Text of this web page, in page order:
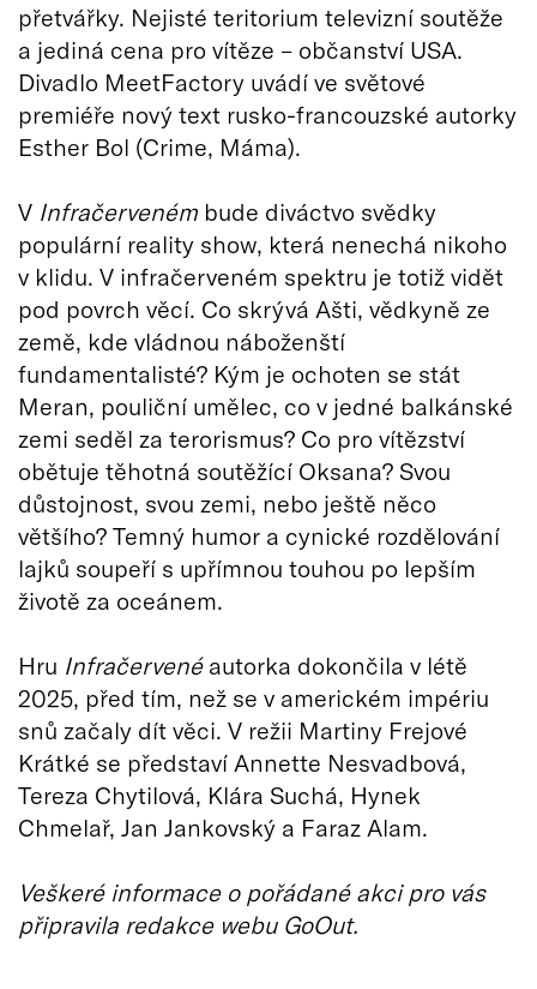
přetvářky. Nejisté teritorium televizní soutěže
a jediná cena pro vítěze – občanství USA.
Divadlo MeetFactory uvádí ve světové
premiéře nový text rusko-francouzské autorky
Esther Bol (Crime, Máma).
V Infračerveném bude diváctvo svědky
populární reality show, která nenechá nikoho
v klidu. V infračerveném spektru je totiž vidět
pod povrch věcí. Co skrývá Ašti, vědkyně ze
země, kde vládnou náboženští
fundamentalisté? Kým je ochoten se stát
Meran, pouliční umělec, co v jedné balkánské
zemi seděl za terorismus? Co pro vítězství
obětuje těhotná soutěžící Oksana? Svou
důstojnost, svou zemi, nebo ještě něco
většího? Temný humor a cynické rozdělování
lajků soupeří s upřímnou touhou po lepším
životě za oceánem.
Hru Infračervenéautorka dokončila v létě
2025, před tím, než se v americkém impériu
snů začaly dít věci. V režii Martiny Frejové
Krátké se představí Annette Nesvadbová,
Tereza Chytilová, Klára Suchá, Hynek
Chmelař, Jan Jankovský a Faraz Alam.
Veškeré informace o pořádané akci pro vás
připravila redakce webu GoOut.